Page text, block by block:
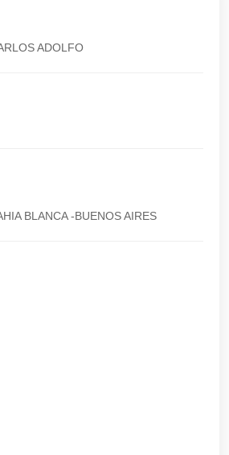
ADOLFO
BLANCA -BUENOS AIRES